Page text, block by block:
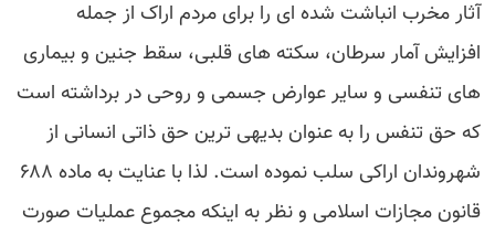
آثار مخرب انباشت شده ای را برای مردم اراک از جمله
افزایش آمار سرطان، سکته های قلبی، سقط جنین و بیماری
های تنفسی و سایر عوارض جسمی و روحی در برداشته است
که حق تنفس را به عنوان بدیهی ترین حق ذاتی انسانی از
شهروندان اراکی سلب نموده است. لذا با عنایت به ماده ۶۸۸
قانون مجازات اسلامی و نظر به اینکه مجموع عملیات صورت